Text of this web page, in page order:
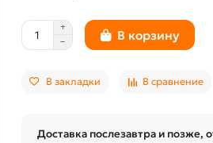
В корзину
В закладки В сравнение
Доставка послезавтра и позже,